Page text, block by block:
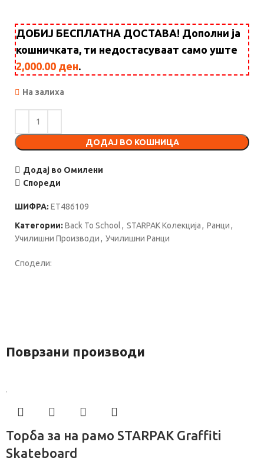
ДОБИЈ БЕСПЛАТНА ДОСТАВА! Дополни ја
кошничката, ти недостасуваат само уште
2,000.00 ден.
На залиха
ДОДАЈ ВО КОШНИЦА
Додај во Омилени
Спореди
ШИФРА: ET486109
Категории: Back To School, STARPAK Колекција, Ранци,
Училишни Производи, Училишни Ранци
Сподели:
Поврзани производи
Торба за на рамо STARPAK Graffiti
Skateboard